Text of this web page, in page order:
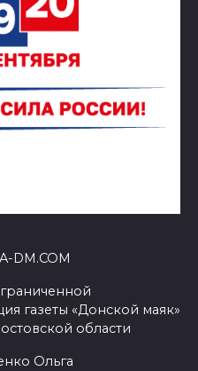
DM.COM
газеты «Донской маяк»
области
Ольга